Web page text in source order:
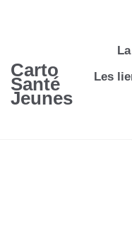
Carto
Santé
Jeunes
Les